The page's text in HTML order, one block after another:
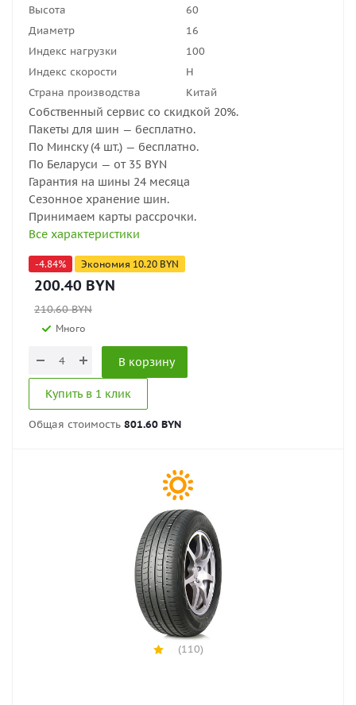
Высота
60
Диаметр
16
Индекс нагрузки
100
Индекс скорости
H
Страна производства
Китай
Собственный сервис со скидкой 20%.
Пакеты для шин — бесплатно.
По Минску (4 шт.) — бесплатно.
По Беларуси — от 35 BYN
Гарантия на шины 24 месяца
Сезонное хранение шин.
Принимаем карты рассрочки.
Все характеристики
-4.84% Экономия 10.20 BYN
200.40 BYN
210.60BYN
Много
В корзину
Купить в 1 клик
Общая стоимость 801.60 BYN
(110)